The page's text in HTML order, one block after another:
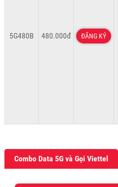
5G480B 480.000đ ĐĂNG KÝ
Combo Data 5G và Gọi Viettel